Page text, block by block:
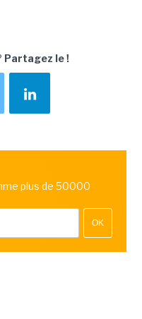
Partagez le !
plus de 50000
OK